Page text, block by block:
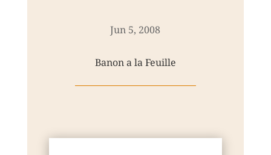
Jun 5, 2008
Banon a la Feuille